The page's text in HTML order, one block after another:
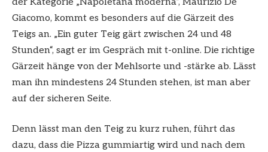
Giacomo, kommt es besonders auf die Gärzeit des
Teigs an. „Ein guter Teig gärt zwischen 24 und 48
Stunden“, sagt er im Gespräch mit t-online. Die richtige
Gärzeit hänge von der Mehlsorte und -stärke ab. Lässt
man ihn mindestens 24 Stunden stehen, ist man aber
auf der sicheren Seite.
Denn lässt man den Teig zu kurz ruhen, führt das
dazu, dass die Pizza gummiartig wird und nach dem